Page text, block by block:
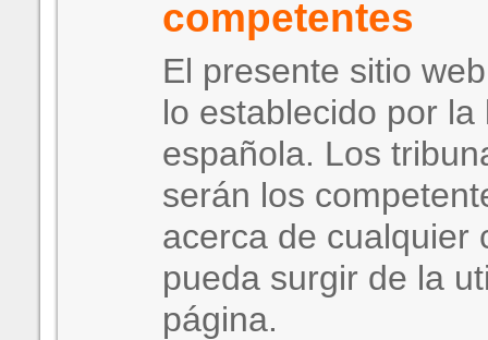
competentes
El presente sitio
lo establecido por la
española. Los
serán los
acerca de cualquier
pueda surgir de la
página.